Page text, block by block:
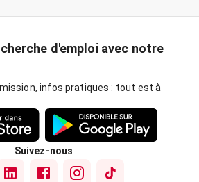
d'emploi avec notre
infos pratiques : tout est à
Suivez-nous